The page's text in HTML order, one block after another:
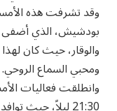
وقد تشرفت هذه
بودشيش، الذي أضفى
والوقار، حيث كان
ومحبي السماع الروحي.
وانطلقت فعاليات